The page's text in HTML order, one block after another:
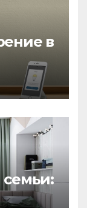
в
семьи: